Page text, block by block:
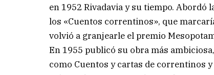
en 1952 Rivadavia y su tiempo.
los «Cuentos correntinos», que
volvió a granjearle el premio
En 1955 publicó su obra más
como Cuentos y cartas de correntinos